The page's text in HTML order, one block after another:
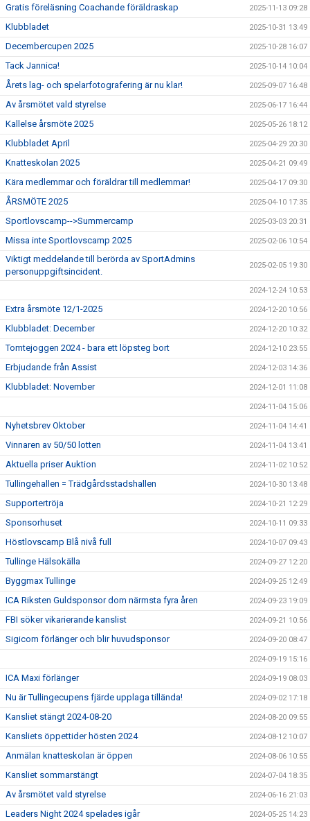
Gratis föreläsning Coachande föräldraskap 2025-11-13 09:28
Klubbladet 2025-10-31 13:49
Decembercupen 2025 2025-10-28 16:07
Tack Jannica! 2025-10-14 10:04
Årets lag- och spelarfotografering är nu klar! 2025-09-07 16:48
Av årsmötet vald styrelse 2025-06-17 16:44
Kallelse årsmöte 2025 2025-05-26 18:12
Klubbladet April 2025-04-29 20:30
Knatteskolan 2025 2025-04-21 09:49
Kära medlemmar och föräldrar till medlemmar! 2025-04-17 09:30
ÅRSMÖTE 2025 2025-04-10 17:35
Sportlovscamp-->Summercamp 2025-03-03 20:31
Missa inte Sportlovscamp 2025 2025-02-06 10:54
Viktigt meddelande till berörda av SportAdmins
personuppgiftsincident.
2025-02-05 19:30
2024-12-24 10:53
Extra årsmöte 12/1-2025 2024-12-20 10:56
Klubbladet: December 2024-12-20 10:32
Tomtejoggen 2024 - bara ett löpsteg bort 2024-12-10 23:55
Erbjudande från Assist 2024-12-03 14:36
Klubbladet: November 2024-12-01 11:08
2024-11-04 15:06
Nyhetsbrev Oktober 2024-11-04 14:41
Vinnaren av 50/50 lotten 2024-11-04 13:41
Aktuella priser Auktion 2024-11-02 10:52
Tullingehallen = Trädgårdsstadshallen 2024-10-30 13:48
Supportertröja 2024-10-21 12:29
Sponsorhuset 2024-10-11 09:33
Höstlovscamp Blå nivå full 2024-10-07 09:43
Tullinge Hälsokälla 2024-09-27 12:20
Byggmax Tullinge 2024-09-25 12:49
ICA Riksten Guldsponsor dom närmsta fyra åren 2024-09-23 19:09
FBI söker vikarierande kanslist 2024-09-21 10:56
Sigicom förlänger och blir huvudsponsor 2024-09-20 08:47
2024-09-19 15:16
ICA Maxi förlänger 2024-09-19 08:03
Nu är Tullingecupens fjärde upplaga tillända! 2024-09-02 17:18
Kansliet stängt 2024-08-20 2024-08-20 09:55
Kansliets öppettider hösten 2024 2024-08-12 10:07
Anmälan knatteskolan är öppen 2024-08-06 10:55
Kansliet sommarstängt 2024-07-04 18:35
Av årsmötet vald styrelse 2024-06-16 21:03
Leaders Night 2024 spelades igår 2024-05-25 14:23